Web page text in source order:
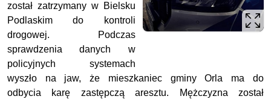
został zatrzymany w Bielsku
Podlaskim do kontroli
drogowej. Podczas
sprawdzenia danych w
policyjnych systemach
wyszło na jaw, że mieszkaniec gminy Orla ma do
odbycia karę zastępczą aresztu. Mężczyzna został